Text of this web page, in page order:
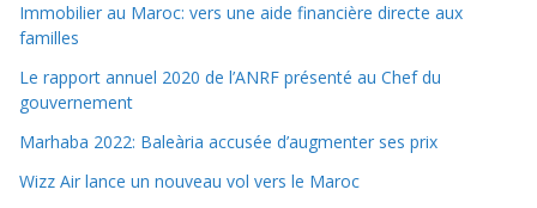
Immobilier au Maroc: vers une aide financière directe aux
familles
Le rapport annuel 2020 de l’ANRF présenté au Chef du
gouvernement
Marhaba 2022: Baleària accusée d’augmenter ses prix
Wizz Air lance un nouveau vol vers le Maroc